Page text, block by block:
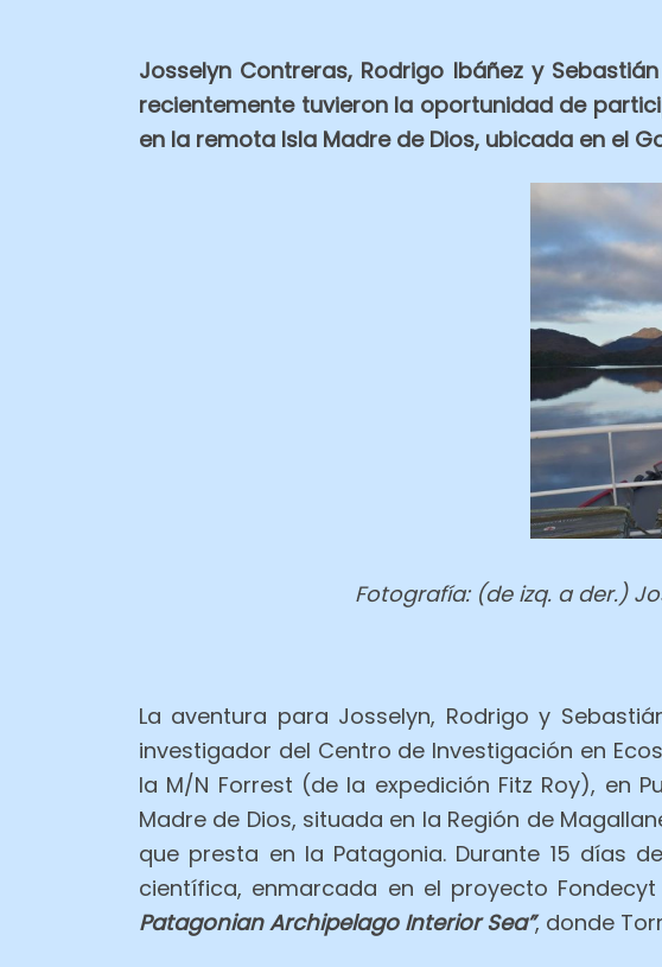
Josselyn Contreras, Rodrigo Ibáñez y
recientemente tuvieron la oportunidad de
en la remota Isla Madre de Dios, ubicada en el
Fotografía: (de izq. a der.)
La aventura para Josselyn, Rodrigo y
investigador del Centro de Investigación en
la M/N Forrest (de la expedición Fitz Roy), en
Madre de Dios, situada en la Región de
que presta en la Patagonia. Durante 15 días
científica, enmarcada en el proyecto Fondecyt
Patagonian Archipelago Interior Sea”, donde